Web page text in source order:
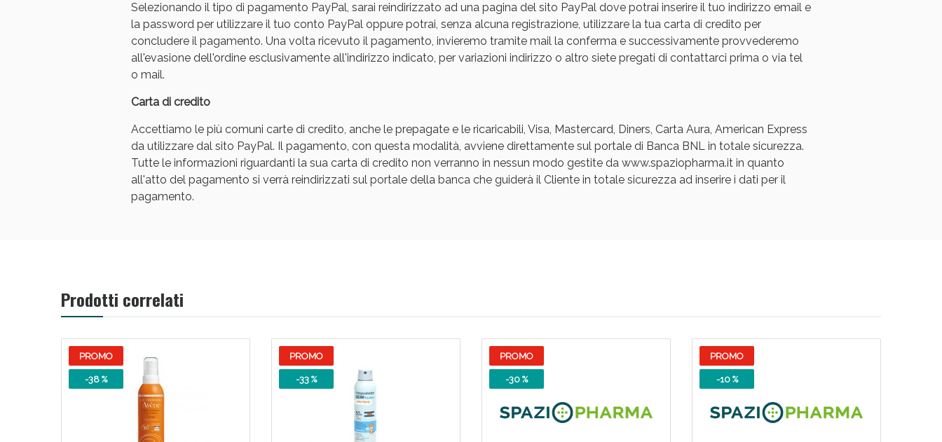
Selezionando il tipo di pagamento PayPal, sarai reindirizzato ad una pagina del sito PayPal dove potrai inserire il tuo indirizzo email e
la password per utilizzare il tuo conto PayPal oppure potrai, senza alcuna registrazione, utilizzare la tua carta di credito per
concludere il pagamento. Una volta ricevuto il pagamento, invieremo tramite mail la conferma e successivamente provvederemo
all'evasione dell'ordine esclusivamente all'indirizzo indicato, per variazioni indirizzo o altro siete pregati di contattarci prima o via tel
o mail.
Carta di credito
Accettiamo le più comuni carte di credito, anche le prepagate e le ricaricabili, Visa, Mastercard, Diners, Carta Aura, American Express
da utilizzare dal sito PayPal. Il pagamento, con questa modalità, avviene direttamente sul portale di Banca BNL in totale sicurezza.
Tutte le informazioni riguardanti la sua carta di credito non verranno in nessun modo gestite da www.spaziopharma.it in quanto
all'atto del pagamento si verrà reindirizzati sul portale della banca che guiderà il Cliente in totale sicurezza ad inserire i dati per il
pagamento.
Prodotti correlati
PROMO
-38 %
PROMO
-33 %
PROMO
-30 %
PROMO
-10 %